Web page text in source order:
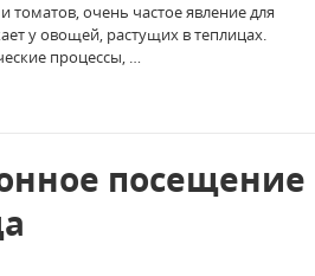
очень частое явление для
у овощей, растущих в теплицах.
процессы, …
посещение